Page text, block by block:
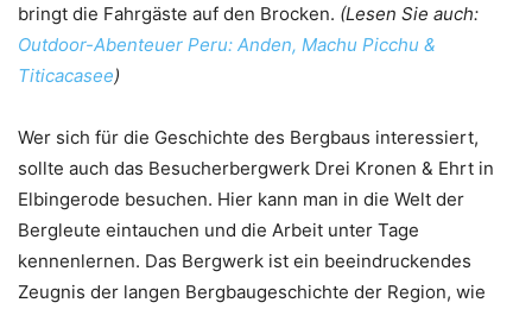
bringt die Fahrgäste auf den Brocken. (Lesen Sie auch:
Outdoor-Abenteuer Peru: Anden, Machu Picchu &
Titicacasee)
Wer sich für die Geschichte des Bergbaus interessiert,
sollte auch das Besucherbergwerk Drei Kronen & Ehrt in
Elbingerode besuchen. Hier kann man in die Welt der
Bergleute eintauchen und die Arbeit unter Tage
kennenlernen. Das Bergwerk ist ein beeindruckendes
Zeugnis der langen Bergbaugeschichte der Region, wie